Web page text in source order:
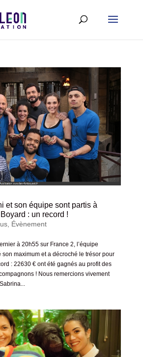
et son équipe sont partis à
Boyard : un record !
, Évènement
à 20h55 sur France 2, l’équipe
maximum et a décroché le trésor pour
: 22630 € ont été gagnés au profit des
! Nous remercions vivement